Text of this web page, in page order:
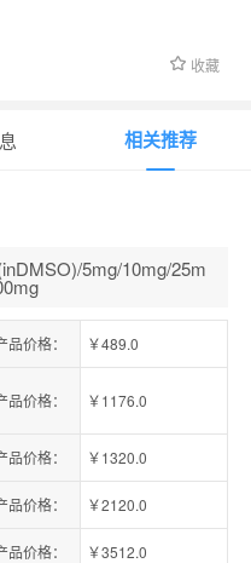
收藏
相关推荐
5mg/10mg/25m
品价格： ￥489.0
品价格： ￥1176.0
品价格： ￥1320.0
品价格： ￥2120.0
品价格： ￥3512.0